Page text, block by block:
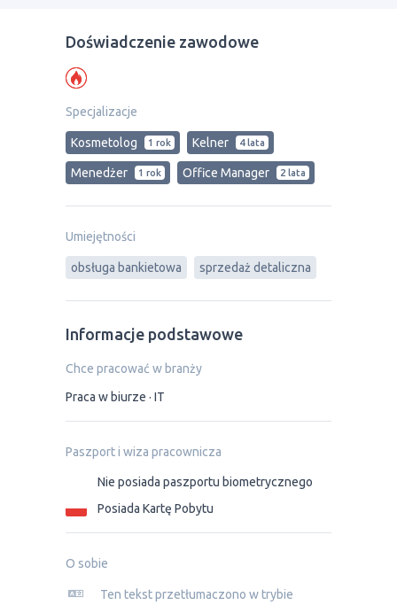
Doświadczenie zawodowe
Specjalizacje
Kosmetolog 1 rok Kelner 4 lata
Menedżer 1 rok Office Manager 2 lata
Umiejętności
obsługa bankietowa sprzedaż detaliczna
Informacje podstawowe
Chce pracować w branży
Praca w biurze
IT
Paszport i wiza pracownicza
Nie posiada paszportu biometrycznego
Posiada Kartę Pobytu
O sobie
Ten tekst przetłumaczono w trybie